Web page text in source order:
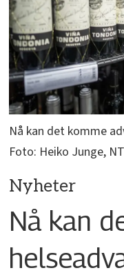
Nå kan det komme
Foto: Heiko Junge,
Nyheter
Nå kan